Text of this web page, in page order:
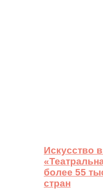
Искусство
более 55
стран